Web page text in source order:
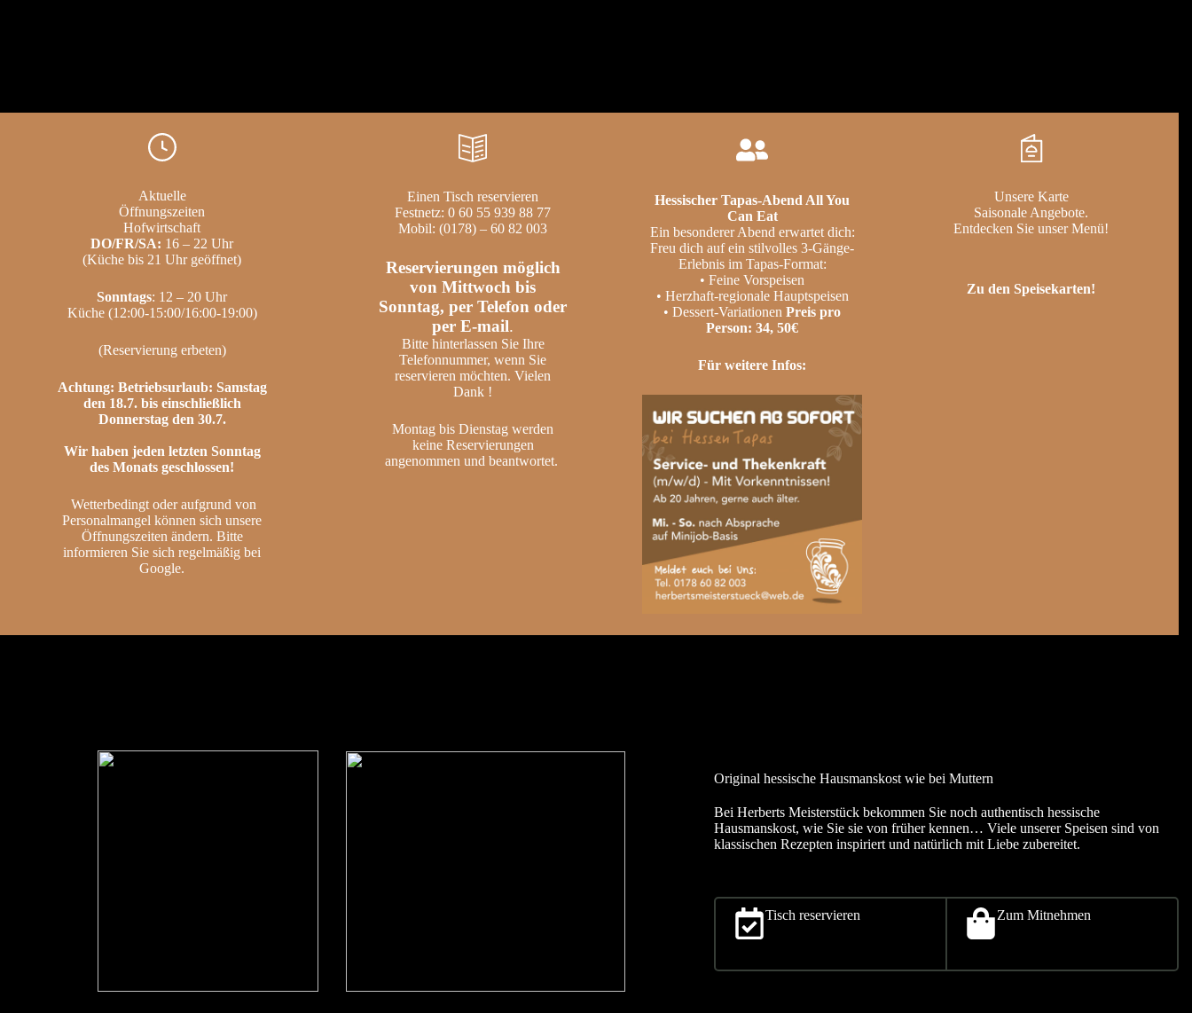
Aktuelle
Öffnungszeiten
Hofwirtschaft
DO/FR/SA: 16 – 22 Uhr
(Küche bis 21 Uhr geöffnet)
Sonntags: 12 – 20 Uhr
Küche (12:00-15:00/16:00-19:00)
(Reservierung erbeten)
Achtung: Betriebsurlaub: Samstag
den 18.7. bis einschließlich
Donnerstag den 30.7.
Wir haben jeden letzten Sonntag
des Monats geschlossen!
Wetterbedingt oder aufgrund von
Personalmangel können sich unsere
Öffnungszeiten ändern. Bitte
informieren Sie sich regelmäßig bei
Google.
Einen Tisch reservieren
Festnetz: 0 60 55 939 88 77
Mobil: (0178) – 60 82 003
Reservierungen möglich
von Mittwoch bis
Sonntag, per Telefon oder
per E-mail.
Bitte hinterlassen Sie Ihre
Telefonnummer, wenn Sie
reservieren möchten. Vielen
Dank !
Montag bis Dienstag werden
keine Reservierungen
angenommen und beantwortet.
Hessischer Tapas-Abend All You
Can Eat
Ein besonderer Abend erwartet dich:
Freu dich auf ein stilvolles 3-Gänge-
Erlebnis im Tapas-Format:
• Feine Vorspeisen
• Herzhaft-regionale Hauptspeisen
• Dessert-VariationenPreis pro
Person: 34, 50€
Für weitere Infos:
Unsere Karte
Saisonale Angebote.
Entdecken Sie unser Menü!
Zu den Speisekarten!
Original hessische Hausmanskost wie bei Muttern
Bei Herberts Meisterstück bekommen Sie noch authentisch hessische
Hausmanskost, wie Sie sie von früher kennen… Viele unserer Speisen sind von
klassischen Rezepten inspiriert und natürlich mit Liebe zubereitet.
Tisch reservieren Zum Mitnehmen